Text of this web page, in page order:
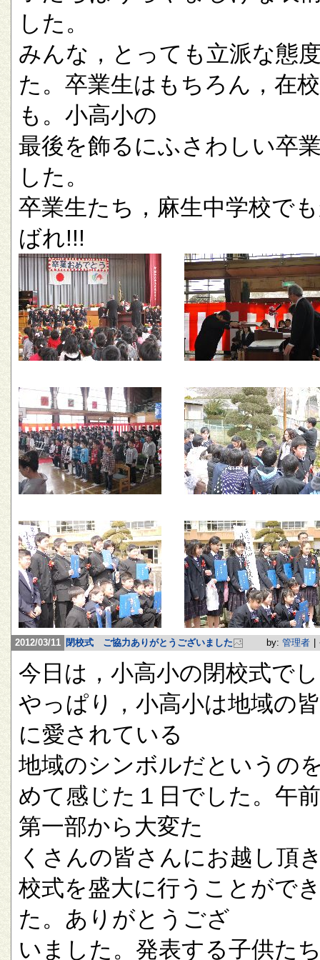
した。
みんな，とっても立派な態
た。卒業生はもちろん，在
も。小高小の
最後を飾るにふさわしい卒
した。
卒業生たち，麻生中学校で
ばれ!!!
2012/03/11 閉校式 ご協力ありがとうございました by: 管理者
今日は，小高小の閉校式で
やっぱり，小高小は地域の
に愛されている
地域のシンボルだというの
めて感じた１日でした。午
第一部から大変た
くさんの皆さんにお越し頂
校式を盛大に行うことがで
た。ありがとうござ
いました。発表する子供た